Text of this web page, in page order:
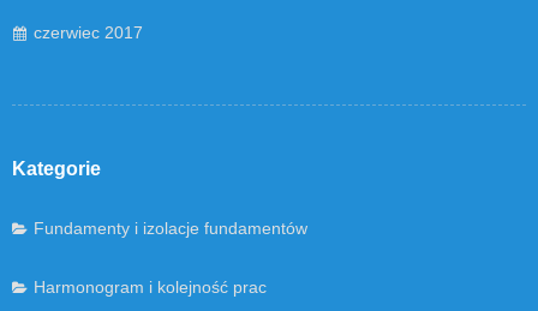
czerwiec 2017
Kategorie
Fundamenty i izolacje fundamentów
Harmonogram i kolejność prac